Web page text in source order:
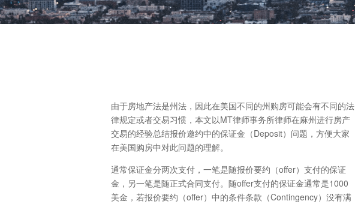
由于房地产法是州法，因此在美国不同的州购房可能会有不同的法
律规定或者交易习惯，本文以MT律师事务所律师在麻州进行房产
交易的经验总结报价邀约中的保证金（Deposit）问题，方便大家
在美国购房中对此问题的理解。
通常保证金分两次支付，一笔是随报价要约（offer）支付的保证
金，另一笔是随正式合同支付。随offer支付的保证金通常是1000
美金，若报价要约（offer）中的条件条款（Contingency）没有满